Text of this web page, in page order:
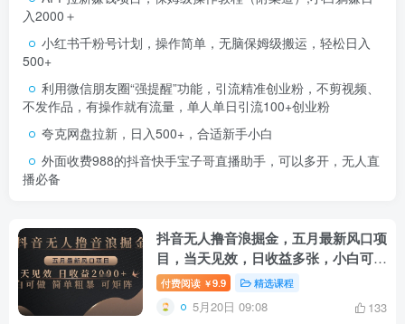
入2000＋
小红书千粉号计划，操作简单，无脑保姆级搬运，轻松日入
500+
利用微信朋友圈“强提醒”功能，引流精准创业粉，不剪视频、
不发作品，有操作就有流量，单人单日引流100+创业粉
夸克网盘拉新，日入500+，合适新手小白
外面收费988的抖音快手宝子哥直播助手，可以多开，无人直
播必备
抖音无人撸音浪掘金，五月最新风口项
目，当天见效，日收益多张，小白可做
简单粗暴可矩阵【揭秘】
付费阅读 ￥9.9 精选课程
5月20日 09:08 133